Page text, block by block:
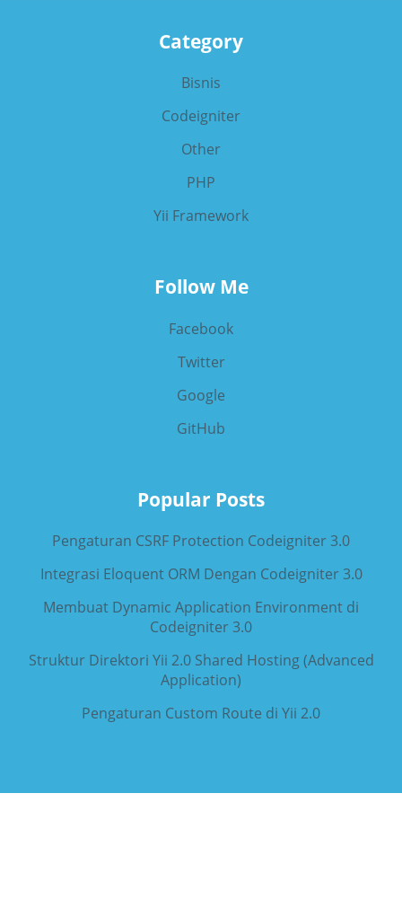
Category
Bisnis
Codeigniter
Other
PHP
Yii Framework
Follow Me
Facebook
Twitter
Google
GitHub
Popular Posts
Pengaturan CSRF Protection Codeigniter 3.0
Integrasi Eloquent ORM Dengan Codeigniter 3.0
Membuat Dynamic Application Environment di
Codeigniter 3.0
Struktur Direktori Yii 2.0 Shared Hosting (Advanced
Application)
Pengaturan Custom Route di Yii 2.0